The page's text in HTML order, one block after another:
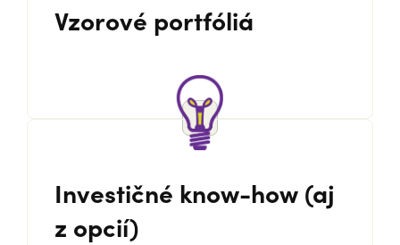
Vzorové portfóliá
Investičné know-how (aj
z opcií)